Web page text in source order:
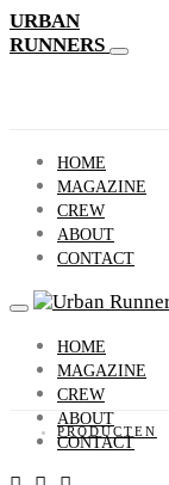
URBAN
RUNNERS
HOME
MAGAZINE
CREW
ABOUT
CONTACT
HOME
MAGAZINE
CREW
ABOUT
CONTACT
PRODUCTEN